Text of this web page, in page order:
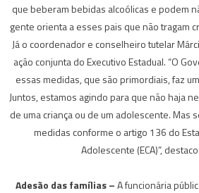
que beberam bebidas alcoólicas e podem
gente orienta a esses pais que não tragam
Já o coordenador e conselheiro tutelar
ação conjunta do Executivo Estadual. “O
essas medidas, que são primordiais, faz
Juntos, estamos agindo para que não haja
de uma criança ou de um adolescente. Mas
medidas conforme o artigo 136 do
Adolescente (ECA)”,
Adesão das famílias –A funcionária